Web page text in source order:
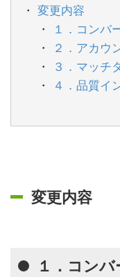
変更内容
１．コンバ
２．アカウ
３．マッチ
４．品質イ
変更内容
１．コン